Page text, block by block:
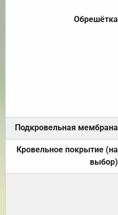
Обрешётка
Подкровельная мембрана
Кровельное покрытие (на
выбор)